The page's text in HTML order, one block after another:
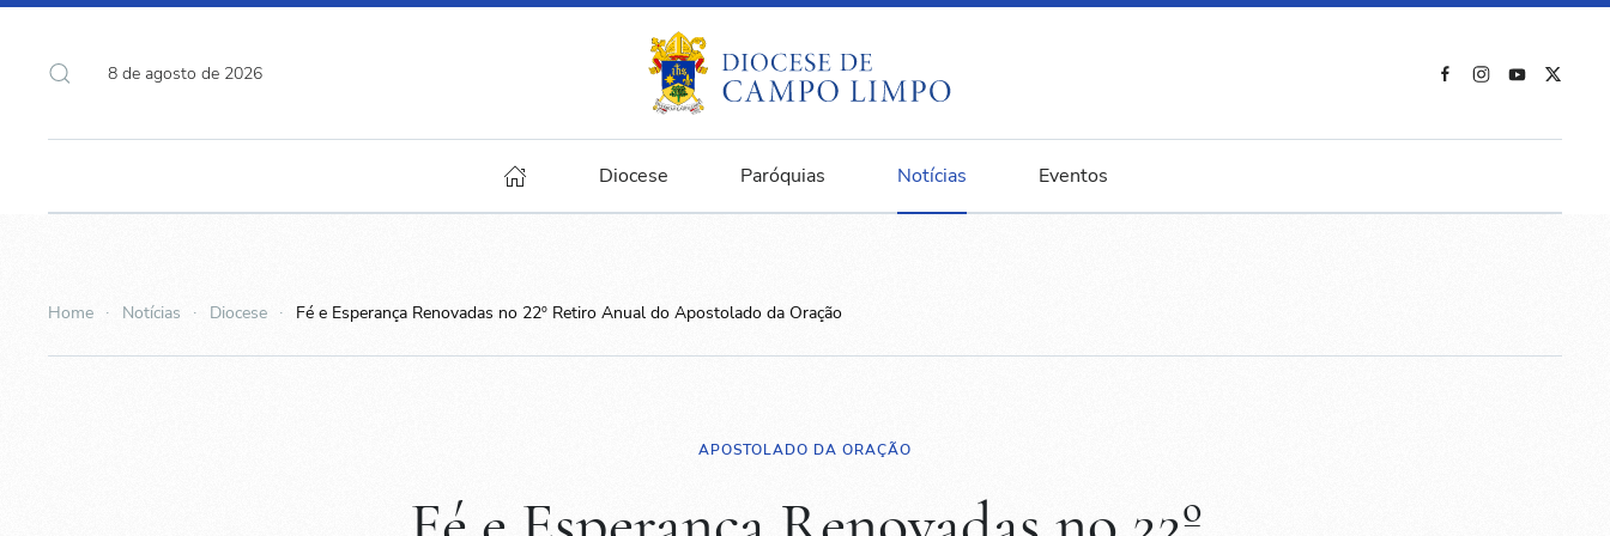
8 de agosto de 2026
Diocese Paróquias Notícias Eventos
Home Notícias Diocese Fé e Esperança Renovadas no 22º Retiro Anual do Apostolado da Oração
APOSTOLADO DA ORAÇÃO